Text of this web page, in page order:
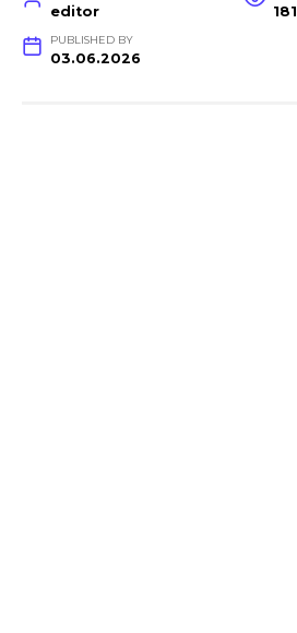
editor 181
PUBLISHED BY
03.06.2026